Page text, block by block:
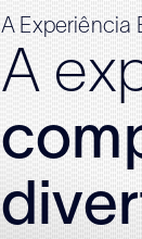
A Experiência
A